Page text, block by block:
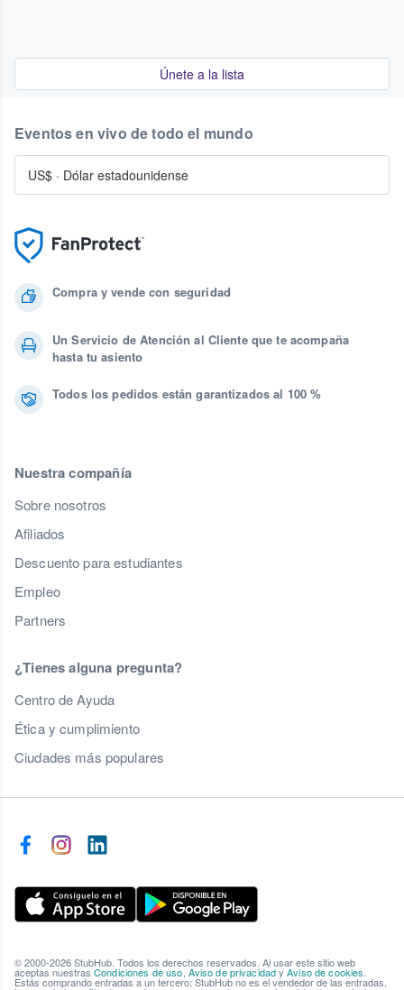
Únete a la lista
Compra y vende con seguridad
Un Servicio de Atención al Cliente que te acompaña
hasta tu asiento
Todos los pedidos están garantizados al 100 %
Nuestra compañía
Sobre nosotros
Afiliados
Descuento para estudiantes
Empleo
Partners
¿Tienes alguna pregunta?
Centro de Ayuda
Ética y cumplimiento
Ciudades más populares
Eventos en vivo de todo el mundo
US$ · Dólar estadounidense
© 2000-2026 StubHub. Todos los derechos reservados. Al usar este sitio web
aceptas nuestras Condiciones de uso Aviso de privacidadyAviso de cookies
Estás comprando entradas a un tercero; StubHub no es el vendedor de las entradas.